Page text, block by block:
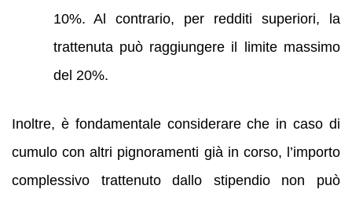
10%. Al contrario, per redditi superiori, la
trattenuta può raggiungere il limite massimo
del 20%.
Inoltre, è fondamentale considerare che in caso di
cumulo con altri pignoramenti già in corso, l’importo
complessivo trattenuto dallo stipendio non può